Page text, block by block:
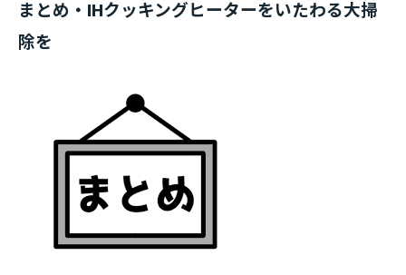
まとめ・IHクッキングヒーターをいたわる大掃
除を